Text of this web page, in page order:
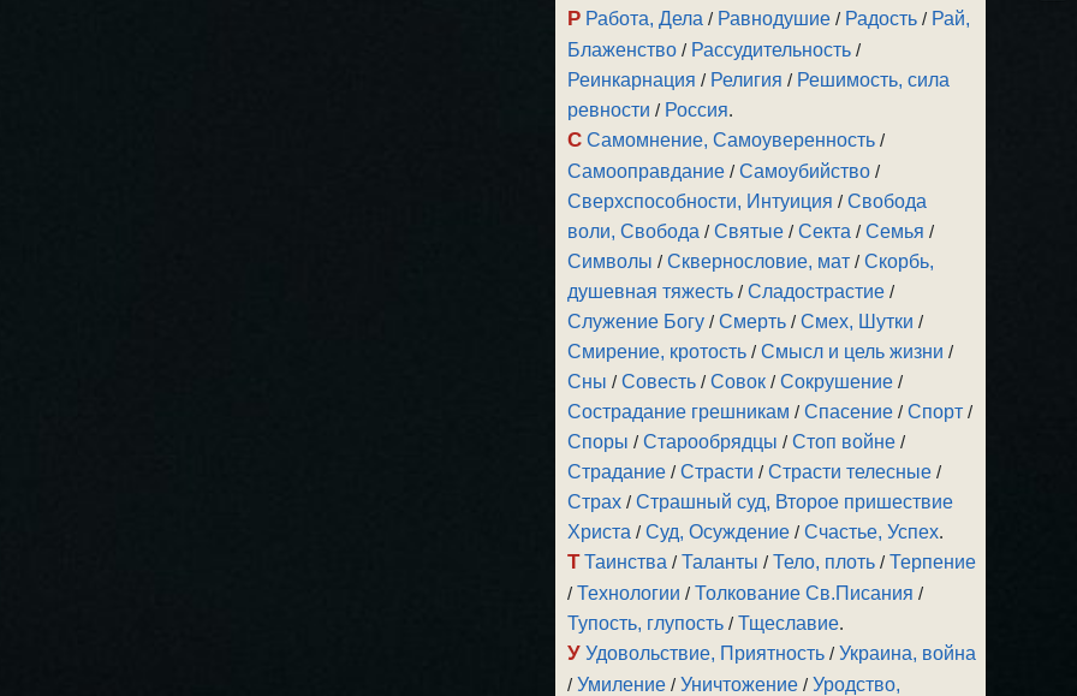
Р Работа, Дела / Равнодушие / Радость / Рай,
Блаженство / Рассудительность /
Реинкарнация / Религия / Решимость, сила
ревности / Россия.
С Самомнение, Самоуверенность /
Самооправдание /Самоубийство /
Сверхспособности, Интуиция /Свобода
воли, Свобода /Святые /Секта /Семья /
Символы /Сквернословие, мат /Скорбь,
душевная тяжесть /Сладострастие /
Служение Богу /Смерть /Смех, Шутки /
Смирение, кротость /Смысл и цель жизни /
Сны /Совесть /Совок /Сокрушение /
Сострадание грешникам /Спасение /Спорт /
Споры /Старообрядцы /Стоп войне /
Страдание /Страсти /Страсти телесные /
Страх /Страшный суд, Второе пришествие
Христа /Суд, Осуждение /Счастье, Успех.
Т Таинства /Таланты /Тело, плоть /Терпение
/Технологии /Толкование Св.Писания /
Тупость, глупость /Тщеславие.
У Удовольствие, Приятность /Украина, война
/Умиление /Уничтожение /Уродство,